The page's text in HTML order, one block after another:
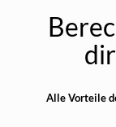
Alle Vorteile